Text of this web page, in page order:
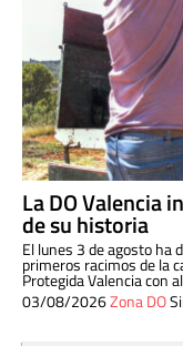
La DO Valencia
de su historia
El lunes 3 de agosto ha
primeros racimos de la
Protegida Valencia con
03/08/2026Zona DO